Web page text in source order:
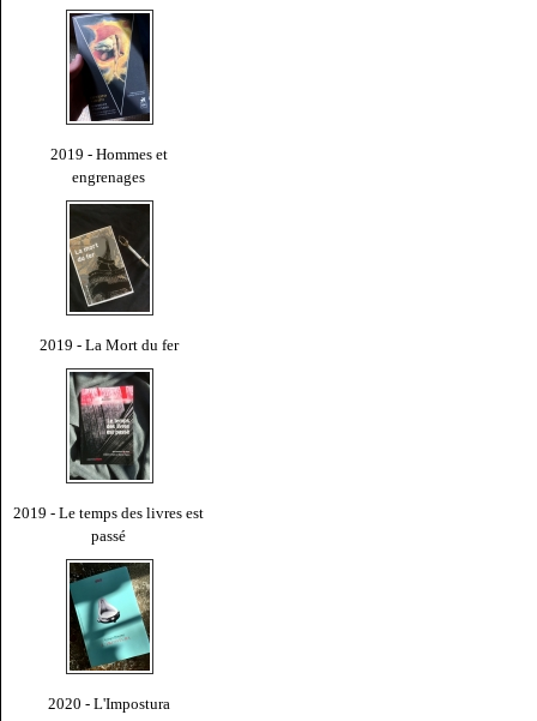
2019 - Hommes et
engrenages
2019 - La Mort du fer
2019 - Le temps des livres est
passé
2020 - L'Impostura